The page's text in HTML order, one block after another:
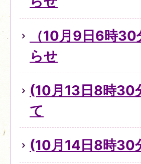
（10月9日6時
らせ
(10月13日8時30
て
(10月14日8時30